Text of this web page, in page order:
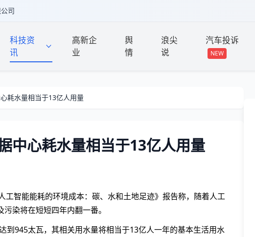
司
科技资
讯
高新企
业
舆
情
浪尖
说
汽车投诉
NEW
耗水量相当于13亿人用量
中心耗水量相当于13亿人用量
智能能耗的环境成本：碳、水和土地足迹》报告称，随着人工
染将在短短四年内翻一番。
到945太瓦，其相关用水量将相当于13亿人一年的基本生活用水